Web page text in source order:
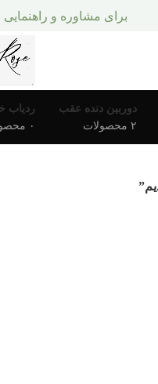
دوربین دنده عقب
۲ محصولات
ردیاب
۰ محصول
برای مشاوره و راهنمایی خرید